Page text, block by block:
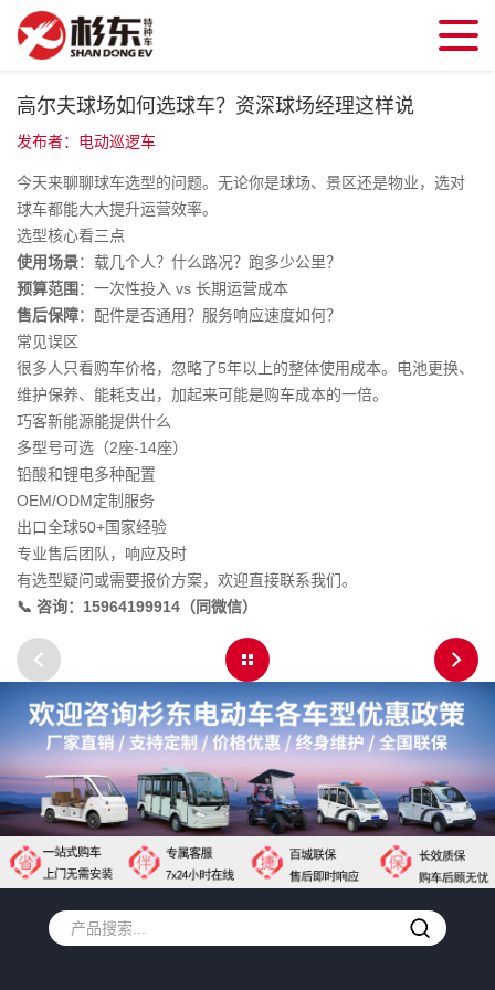
高尔夫球场如何选球车？资深球场经理这样说
发布者：电动巡逻车
今天来聊聊球车选型的问题。无论你是球场、景区还是物业，选对
球车都能大大提升运营效率。
选型核心看三点
使用场景：载几个人？什么路况？跑多少公里？
预算范围 ：一次性投入 vs 长期运营成本
售后保障：配件是否通用？服务响应速度如何？
常见误区
很多人只看购车价格，忽略了5年以上的整体使用成本。电池更换、
维护保养、能耗支出，加起来可能是购车成本的一倍。
巧客新能源能提供什么
多型号可选（2座-14座）
铅酸和锂电多种配置
OEM/ODM定制服务
出口全球50+国家经验
专业售后团队，响应及时
有选型疑问或需要报价方案，欢迎直接联系我们。
📞 咨询：15964199914（同微信）